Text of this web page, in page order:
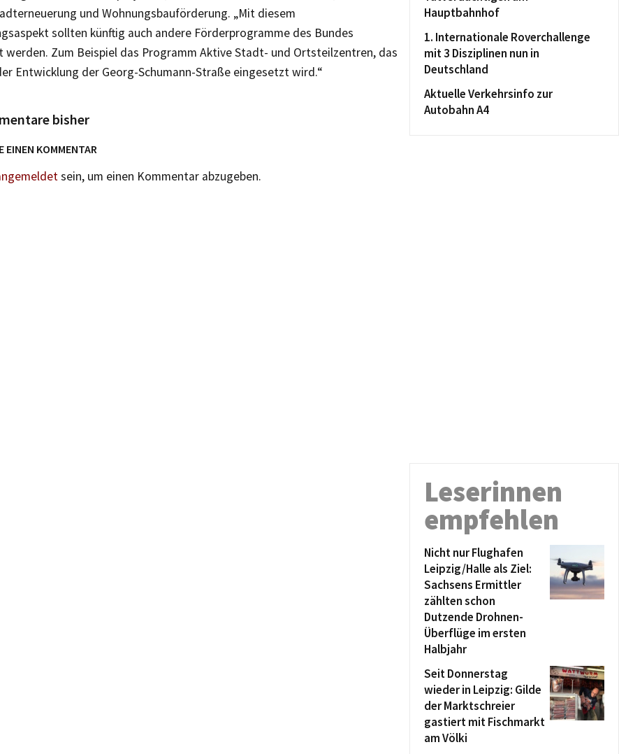
und Wohnungsbauförderung. „Mit diesem
sollten künftig auch andere Förderprogramme des Bundes
Zum Beispiel das Programm Aktive Stadt- und Ortsteilzentren, das
Entwicklung der Georg-Schumann-Straße eingesetzt wird.“
bisher
EINEN KOMMENTAR
sein, um einen Kommentar abzugeben.
Hauptbahnhof
1. Internationale Roverchallenge
mit 3 Disziplinen nun in
Deutschland
Aktuelle Verkehrsinfo zur
Autobahn A4
Leserinnen
empfehlen
Nicht nur Flughafen
Leipzig/Halle als Ziel:
Sachsens Ermittler
zählten schon
Dutzende Drohnen-
Überflüge im ersten
Halbjahr
Seit Donnerstag
wieder in Leipzig: Gilde
der Marktschreier
gastiert mit Fischmarkt
am Völki